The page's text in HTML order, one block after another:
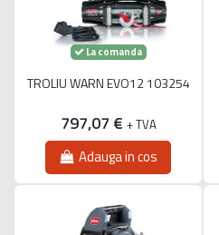
La comanda
TROLIU WARN EVO12 103254
797,07 € + TVA
Adauga in cos